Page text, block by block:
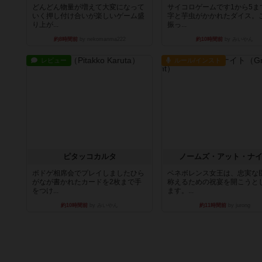
どんどん物量が増えて大変になって
いく押し付け合いが楽しいゲーム盛
り上が...
約8時間前
サイコロゲームです1から5ま
字と芋虫がかかれたダイス。
振っ...
約10時間前
レビュー
ピタッコカルタ
ボドゲ相席会でプレイしましたひら
がなが書かれたカードを2枚まで手
をつけ...
約10時間前
ルール/インスト
ノームズ・アット・ナ
ベネボレンス女王は、忠実な
称えるための祝宴を開こうと
ます。...
約11時間前